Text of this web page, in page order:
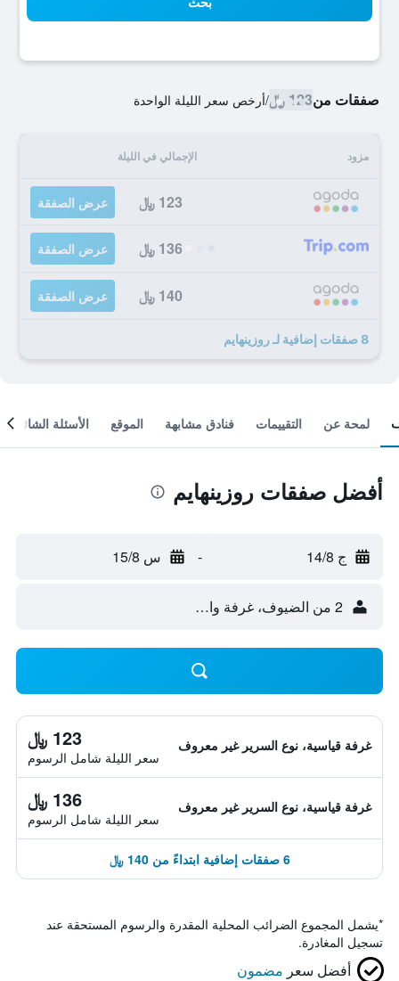
صفقات من123 ﷼ /أرخص سعر الليلة الواحدة
مزود الإجمالي في الليلة
123 ﷼ عرض الصفقة
136 ﷼ عرض الصفقة
140 ﷼ عرض الصفقة
8 صفقات إضافية لـ روزينهايم
لمحة عن التقييمات فنادق مشابهة الموقع الأسئلة الشائعة
أفضل صفقات روزينهايم
ج 14/8 - س 15/8
2 من الضيوف، غرفة واحدة
غرفة قياسية، نوع السرير غير معروف 123 ﷼
سعر الليلة شامل الرسوم
غرفة قياسية، نوع السرير غير معروف 136 ﷼
سعر الليلة شامل الرسوم
6 صفقات إضافية ابتداءً من 140 ﷼
*يشمل المجموع الضرائب المحلية المقدرة والرسوم المستحقة عند
تسجيل المغادرة.
أفضل سعر مضمون